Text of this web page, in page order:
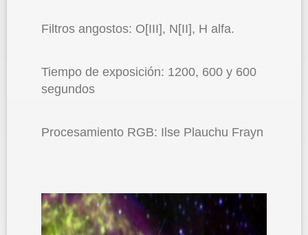
Filtros angostos: O[III], N[II], H alfa.
Tiempo de exposición: 1200, 600 y 600
segundos
Procesamiento RGB: Ilse Plauchu Frayn